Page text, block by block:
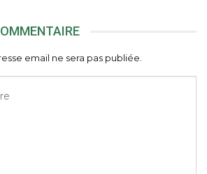
email ne sera pas publiée.